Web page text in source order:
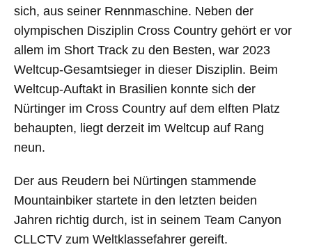
sich, aus seiner Rennmaschine. Neben der
olympischen Disziplin Cross Country gehört er vor
allem im Short Track zu den Besten, war 2023
Weltcup-Gesamtsieger in dieser Disziplin. Beim
Weltcup-Auftakt in Brasilien konnte sich der
Nürtinger im Cross Country auf dem elften Platz
behaupten, liegt derzeit im Weltcup auf Rang
neun.
Der aus Reudern bei Nürtingen stammende
Mountainbiker startete in den letzten beiden
Jahren richtig durch, ist in seinem Team Canyon
CLLCTV zum Weltklassefahrer gereift.